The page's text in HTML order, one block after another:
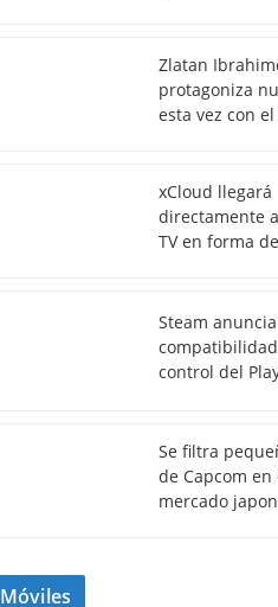
Zlatan
protagoniza
esta vez con el
xCloud llegará
directamente
TV en forma
Steam
control del
Se filtra
de Capcom en
mercado
Móviles